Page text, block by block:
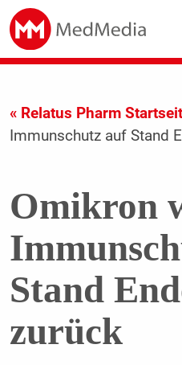
« Relatus Pharm
Immunschutz auf Stand
Omikron
Stand
zurück